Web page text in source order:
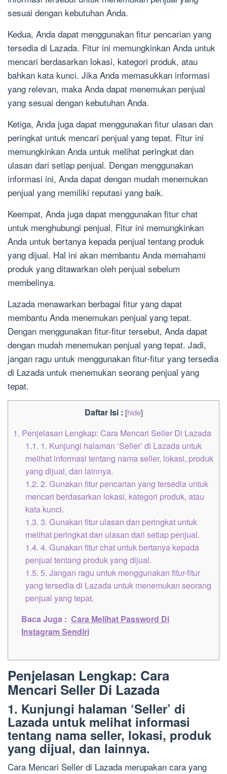
sesuai dengan kebutuhan Anda.
Kedua, Anda dapat menggunakan fitur pencarian yang
tersedia di Lazada. Fitur ini memungkinkan Anda untuk
mencari berdasarkan lokasi, kategori produk, atau
bahkan kata kunci. Jika Anda memasukkan informasi
yang relevan, maka Anda dapat menemukan penjual
yang sesuai dengan kebutuhan Anda.
Ketiga, Anda juga dapat menggunakan fitur ulasan dan
peringkat untuk mencari penjual yang tepat. Fitur ini
memungkinkan Anda untuk melihat peringkat dan
ulasan dari setiap penjual. Dengan menggunakan
informasi ini, Anda dapat dengan mudah menemukan
penjual yang memiliki reputasi yang baik.
Keempat, Anda juga dapat menggunakan fitur chat
untuk menghubungi penjual. Fitur ini memungkinkan
Anda untuk bertanya kepada penjual tentang produk
yang dijual. Hal ini akan membantu Anda memahami
produk yang ditawarkan oleh penjual sebelum
membelinya.
Lazada menawarkan berbagai fitur yang dapat
membantu Anda menemukan penjual yang tepat.
Dengan menggunakan fitur-fitur tersebut, Anda dapat
dengan mudah menemukan penjual yang tepat. Jadi,
jangan ragu untuk menggunakan fitur-fitur yang tersedia
di Lazada untuk menemukan seorang penjual yang
tepat.
Daftar Isi : [hide]
1. Penjelasan Lengkap: Cara Mencari Seller Di Lazada
1.1. 1. Kunjungi halaman ‘Seller’ di Lazada untuk
melihat informasi tentang nama seller, lokasi, produk
yang dijual, dan lainnya.
1.2. 2. Gunakan fitur pencarian yang tersedia untuk
mencari berdasarkan lokasi, kategori produk, atau
kata kunci.
1.3. 3. Gunakan fitur ulasan dan peringkat untuk
melihat peringkat dan ulasan dari setiap penjual.
1.4. 4. Gunakan fitur chat untuk bertanya kepada
penjual tentang produk yang dijual.
1.5. 5. Jangan ragu untuk menggunakan fitur-fitur
yang tersedia di Lazada untuk menemukan seorang
penjual yang tepat.
Baca Juga : Cara Melihat Password Di
Instagram Sendiri
Penjelasan Lengkap: Cara
Mencari Seller Di Lazada
1. Kunjungi halaman ‘Seller’ di
Lazada untuk melihat informasi
tentang nama seller, lokasi, produk
yang dijual, dan lainnya.
Cara Mencari Seller di Lazada merupakan cara yang